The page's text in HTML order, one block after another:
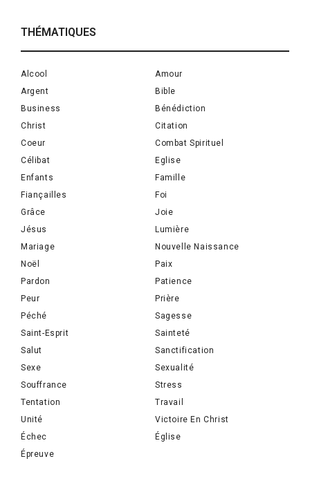
THÉMATIQUES
Alcool
Amour
Argent
Bible
Business
Bénédiction
Christ
Citation
Coeur
Combat Spirituel
Célibat
Eglise
Enfants
Famille
Fiançailles
Foi
Grâce
Joie
Jésus
Lumière
Mariage
Nouvelle Naissance
Noël
Paix
Pardon
Patience
Peur
Prière
Péché
Sagesse
Saint-Esprit
Sainteté
Salut
Sanctification
Sexe
Sexualité
Souffrance
Stress
Tentation
Travail
Unité
Victoire En Christ
Échec
Église
Épreuve